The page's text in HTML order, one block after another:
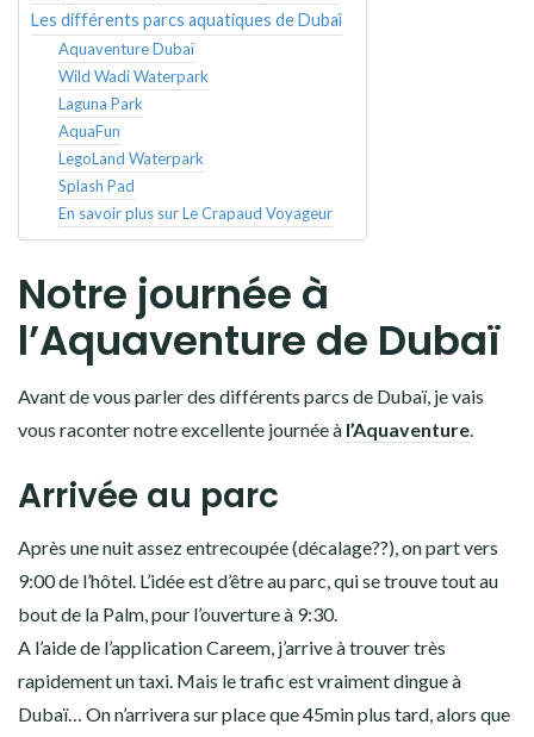
Les différents parcs aquatiques de Dubaï
Aquaventure Dubaï
Wild Wadi Waterpark
Laguna Park
AquaFun
LegoLand Waterpark
Splash Pad
En savoir plus sur Le Crapaud Voyageur
Notre journée à
l’Aquaventure de Dubaï
Avant de vous parler des différents parcs de Dubaï, je vais
vous raconter notre excellente journée à l’Aquaventure
Arrivée au parc
Après une nuit assez entrecoupée (décalage??), on part vers
9:00 de l’hôtel. L’idée est d’être au parc, qui se trouve tout au
bout de la Palm, pour l’ouverture à 9:30.
A l’aide de l’application Careem, j’arrive à trouver très
rapidement un taxi. Mais le trafic est vraiment dingue à
Dubaï… On n’arrivera sur place que 45min plus tard, alors que